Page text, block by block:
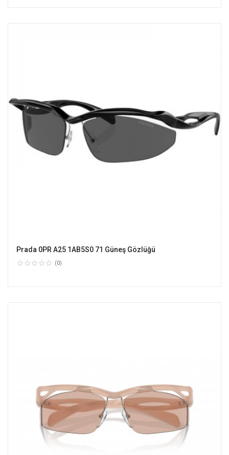
Prada 0PR A25 1AB5S0 71 Güneş Gözlüğü
(0)